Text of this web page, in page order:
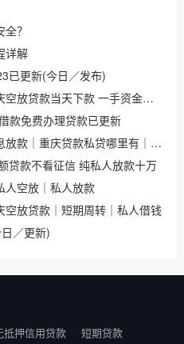
？
详解
已更新(今日／发布)
重庆空放贷款联系方式｜重庆空放贷款当天下款 一手资金随借随还
款免费办理贷款已更新
重庆空放短借｜重庆个人高息放款｜重庆贷款私贷哪里有｜今天已更新(今日／发现)
贷款不看征信 纯私人放款十万
人空放｜私人放款
放贷款｜短期周转｜私人借钱
／更新)
抵押信用贷款
短期贷款